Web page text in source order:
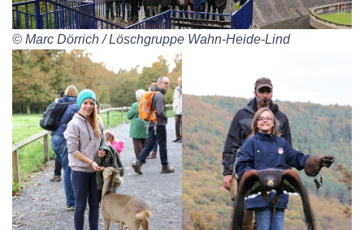
© Marc Dörrich / Löschgruppe Wahn-Heide-Lind